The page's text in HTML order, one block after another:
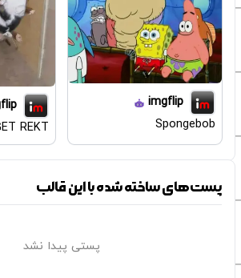
imgflip
Spongebob
REKT
پست‌های ساخته شده با این قالب
پستی پیدا نشد